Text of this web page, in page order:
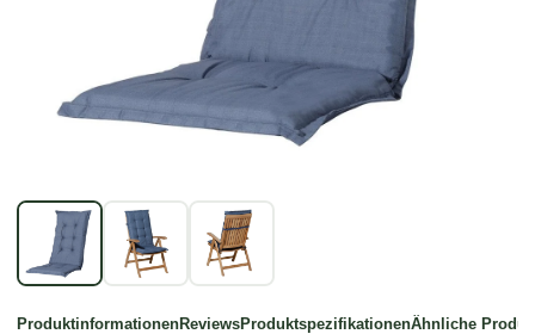
ProduktinformationenReviewsProduktspezifikationenÄhnliche